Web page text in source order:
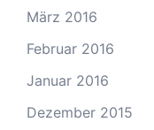
März 2016
Februar 2016
Januar 2016
Dezember 2015